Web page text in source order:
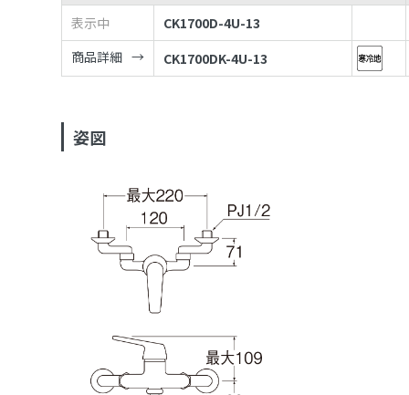
表示中
CK1700D-4U-13
商品詳細
CK1700DK-4U-13
姿図